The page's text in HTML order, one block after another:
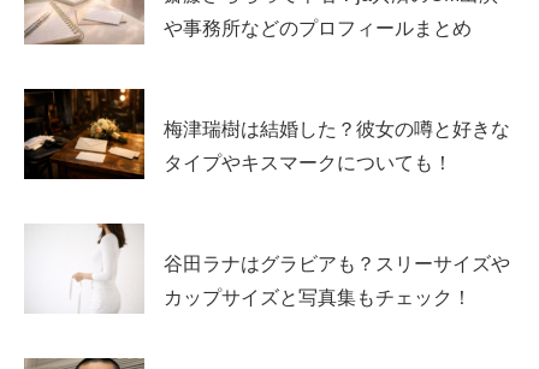
ムービー、TVCMなど幅広い分野があります。
質問の多い「パリコレに出てる？」については、少なくと
も公表情報としてパリコレ出演を明示する記載は確認しに
くい ため、現時点では断定できません。
一方で、広告実績が積み上がっているタイプだとすると、
強みは“服を見せる”だけでなく、 ブランドの雰囲気を体現
する表現力にある可能性が高いです。
や事務所などのプロフィールまとめ
梅津瑞樹は結婚した？彼女の噂と好きな
タイプやキスマークについても！
谷田ラナはグラビアも？スリーサイズや
カップサイズと写真集もチェック！